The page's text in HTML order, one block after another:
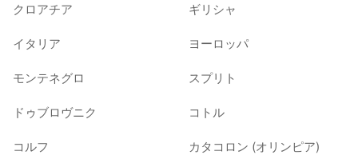
クロアチア ギリシャ
イタリア ヨーロッパ
モンテネグロ スプリト
ドゥブロヴニク コトル
コルフ カタコロン (オリンピア)